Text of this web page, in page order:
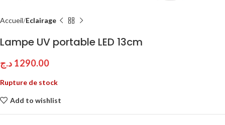
Accueil Eclairage
Lampe UV portable LED 13cm
1290.00 د.ج
Rupture de stock
Add to wishlist